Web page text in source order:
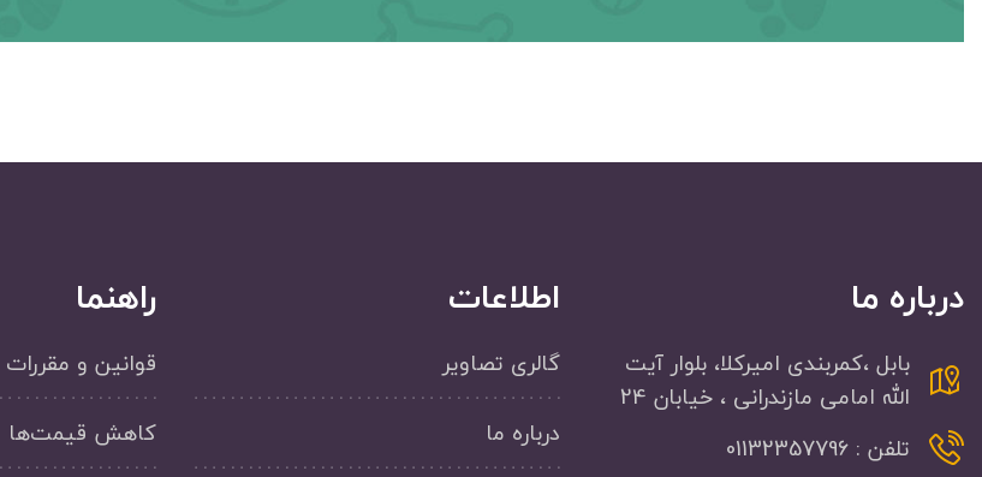
درباره ما
بابل ،کمربندی امیرکلا، بلوار آیت
الله امامی مازندرانی ، خیابان 24
تلفن : 01132357796
اطلاعات
گالری تصاویر
درباره ما
راهنما
قوانین و مقررات
کاهش قیمت‌ها